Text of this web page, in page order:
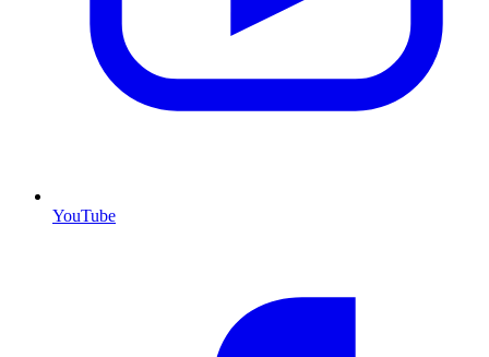
YouTube